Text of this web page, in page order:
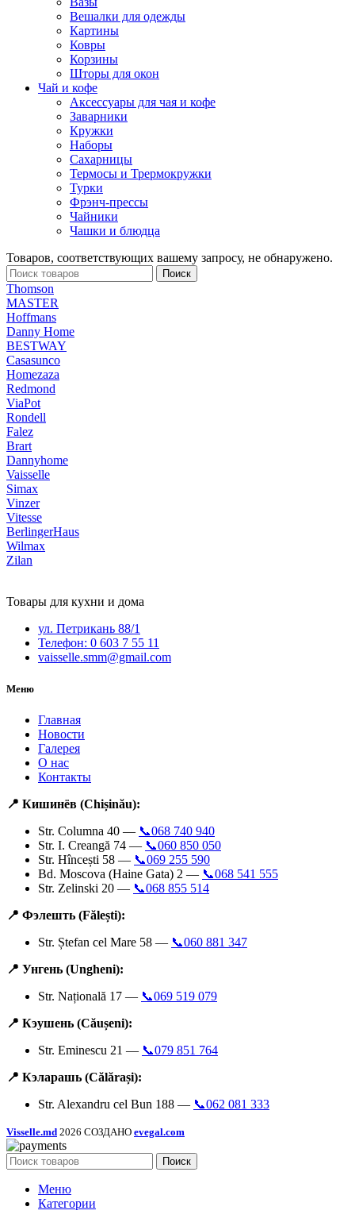
Вешалки для одежды
Картины
Ковры
Корзины
Шторы для окон
Чай и кофе
Аксессуары для чая и кофе
Заварники
Кружки
Наборы
Сахарницы
Термосы и Трермокружки
Турки
Фрэнч-прессы
Чайники
Чашки и блюдца
Товаров, соответствующих вашему запросу, не обнаружено.
Поиск
Thomson
MASTER
Hoffmans
Danny Home
BESTWAY
Casasunco
Homezaza
Redmond
ViaPot
Rondell
Falez
Brart
Dannyhome
Vaisselle
Simax
Vinzer
Vitesse
BerlingerHaus
Wilmax
Zilan
Товары для кухни и дома
ул. Петрикань 88/1
Телефон: 0 603 7 55 11
vaisselle.smm@gmail.com
Меню
Главная
Новости
Галерея
О нас
Контакты
📍 Кишинёв (Chișinău):
Str. Columna 40 — 📞068 740 940
Str. I. Creangă 74 — 📞060 850 050
Str. Hîncești 58 — 📞069 255 590
Bd. Moscova (Haine Gata) 2 — 📞068 541 555
Str. Zelinski 20 — 📞068 855 514
📍 Фэлешть (Fălești):
Str. Ștefan cel Mare 58 — 📞060 881 347
📍 Унгень (Ungheni):
Str. Națională 17 — 📞069 519 079
📍 Кэушень (Căușeni):
Str. Eminescu 21 — 📞079 851 764
📍 Кэларашь (Călărași):
Str. Alexandru cel Bun 188 — 📞062 081 333
Visselle.md 2026 СОЗДАНО evegal.com
Поиск
Меню
Категории